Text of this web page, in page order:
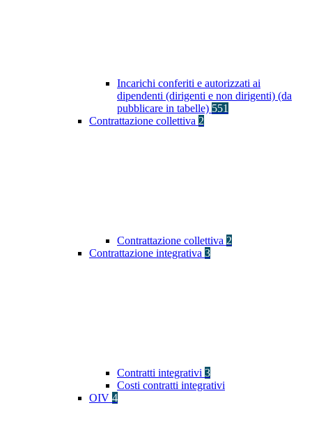
Incarichi conferiti e autorizzati ai
dipendenti (dirigenti e non dirigenti) (da
pubblicare in tabelle) 551
Contrattazione collettiva 2
Contrattazione collettiva 2
Contrattazione integrativa 3
Contratti integrativi 3
Costi contratti integrativi
OIV 4